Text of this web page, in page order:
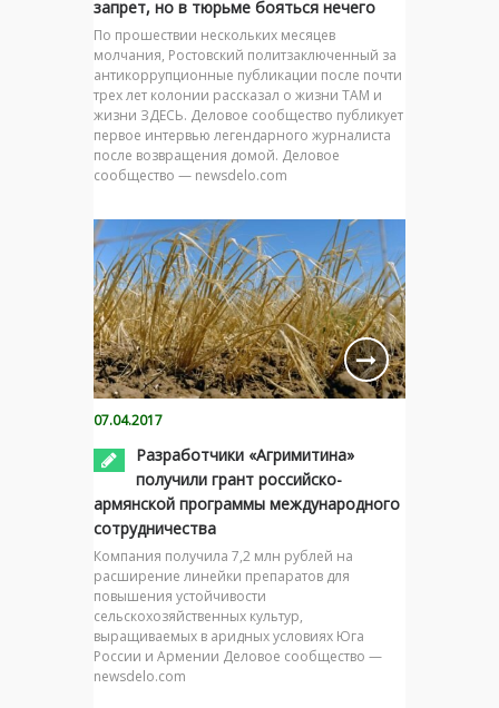
запрет, но в тюрьме бояться нечего
По прошествии нескольких месяцев
молчания, Ростовский политзаключенный за
антикоррупционные публикации после почти
трех лет колонии рассказал о жизни ТАМ и
жизни ЗДЕСЬ. Деловое сообщество публикует
первое интервью легендарного журналиста
после возвращения домой. Деловое
сообщество — newsdelo.com
07.04.2017
Разработчики «Агримитина»
получили грант российско-
армянской программы международного
сотрудничества
Компания получила 7,2 млн рублей на
расширение линейки препаратов для
повышения устойчивости
сельскохозяйственных культур,
выращиваемых в аридных условиях Юга
России и Армении Деловое сообщество —
newsdelo.com